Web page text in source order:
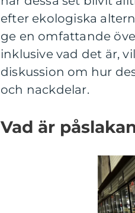
efter ekologiska
ge en omfattande
inklusive vad det är,
diskussion om hur
och nackdelar.
Vad är